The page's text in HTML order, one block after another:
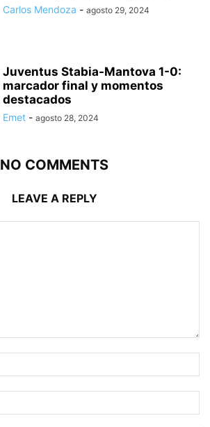
Carlos Mendoza - agosto 29, 2024
Juventus Stabia-Mantova 1-0:
marcador final y momentos
destacados
Emet - agosto 28, 2024
NO COMMENTS
LEAVE A REPLY